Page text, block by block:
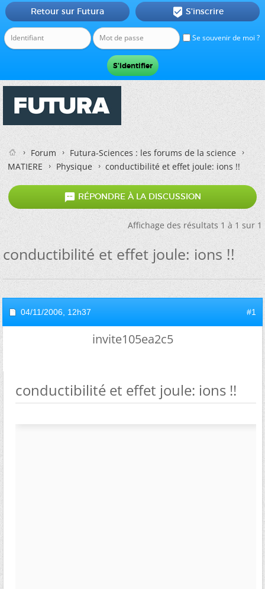
Se souvenir de moi ?
Retour sur Futura  S'inscrire
Forum
Futura-Sciences : les forums de la science
MATIERE
Physique conductibilité et effet joule: ions !!
 RÉPONDRE À LA DISCUSSION
Affichage des résultats 1 à 1 sur 1
conductibilité et effet joule: ions !!
04/11/2006, 12h37 #1
invite105ea2c5
conductibilité et effet joule: ions !!